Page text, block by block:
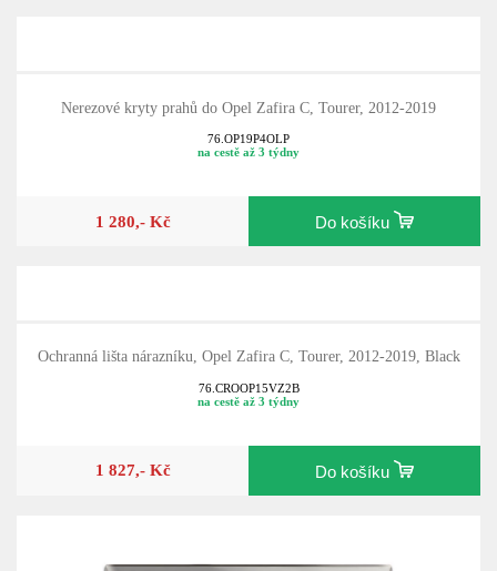
Nerezové kryty prahů do Opel Zafira C, Tourer, 2012-2019
76.OP19P4OLP
na cestě až 3 týdny
1 280,- Kč Do košíku
Ochranná lišta nárazníku, Opel Zafira C, Tourer, 2012-2019, Black
76.CROOP15VZ2B
na cestě až 3 týdny
1 827,- Kč Do košíku